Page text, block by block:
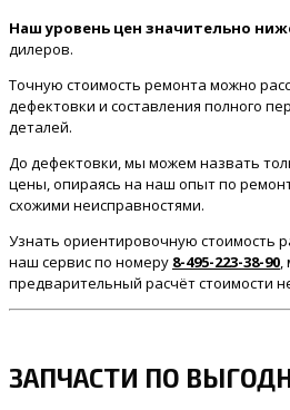
Наш уровень цен значительно
дилеров.
Точную стоимость ремонта можно
дефектовки и составления полного
деталей.
До дефектовки, мы можем назвать
цены, опираясь на наш опыт по
схожими неисправностями.
Узнать ориентировочную стоимость
наш сервис по номеру 8-495-223-38-90
предварительный расчёт стоимости
ЗАПЧАСТИ ПО